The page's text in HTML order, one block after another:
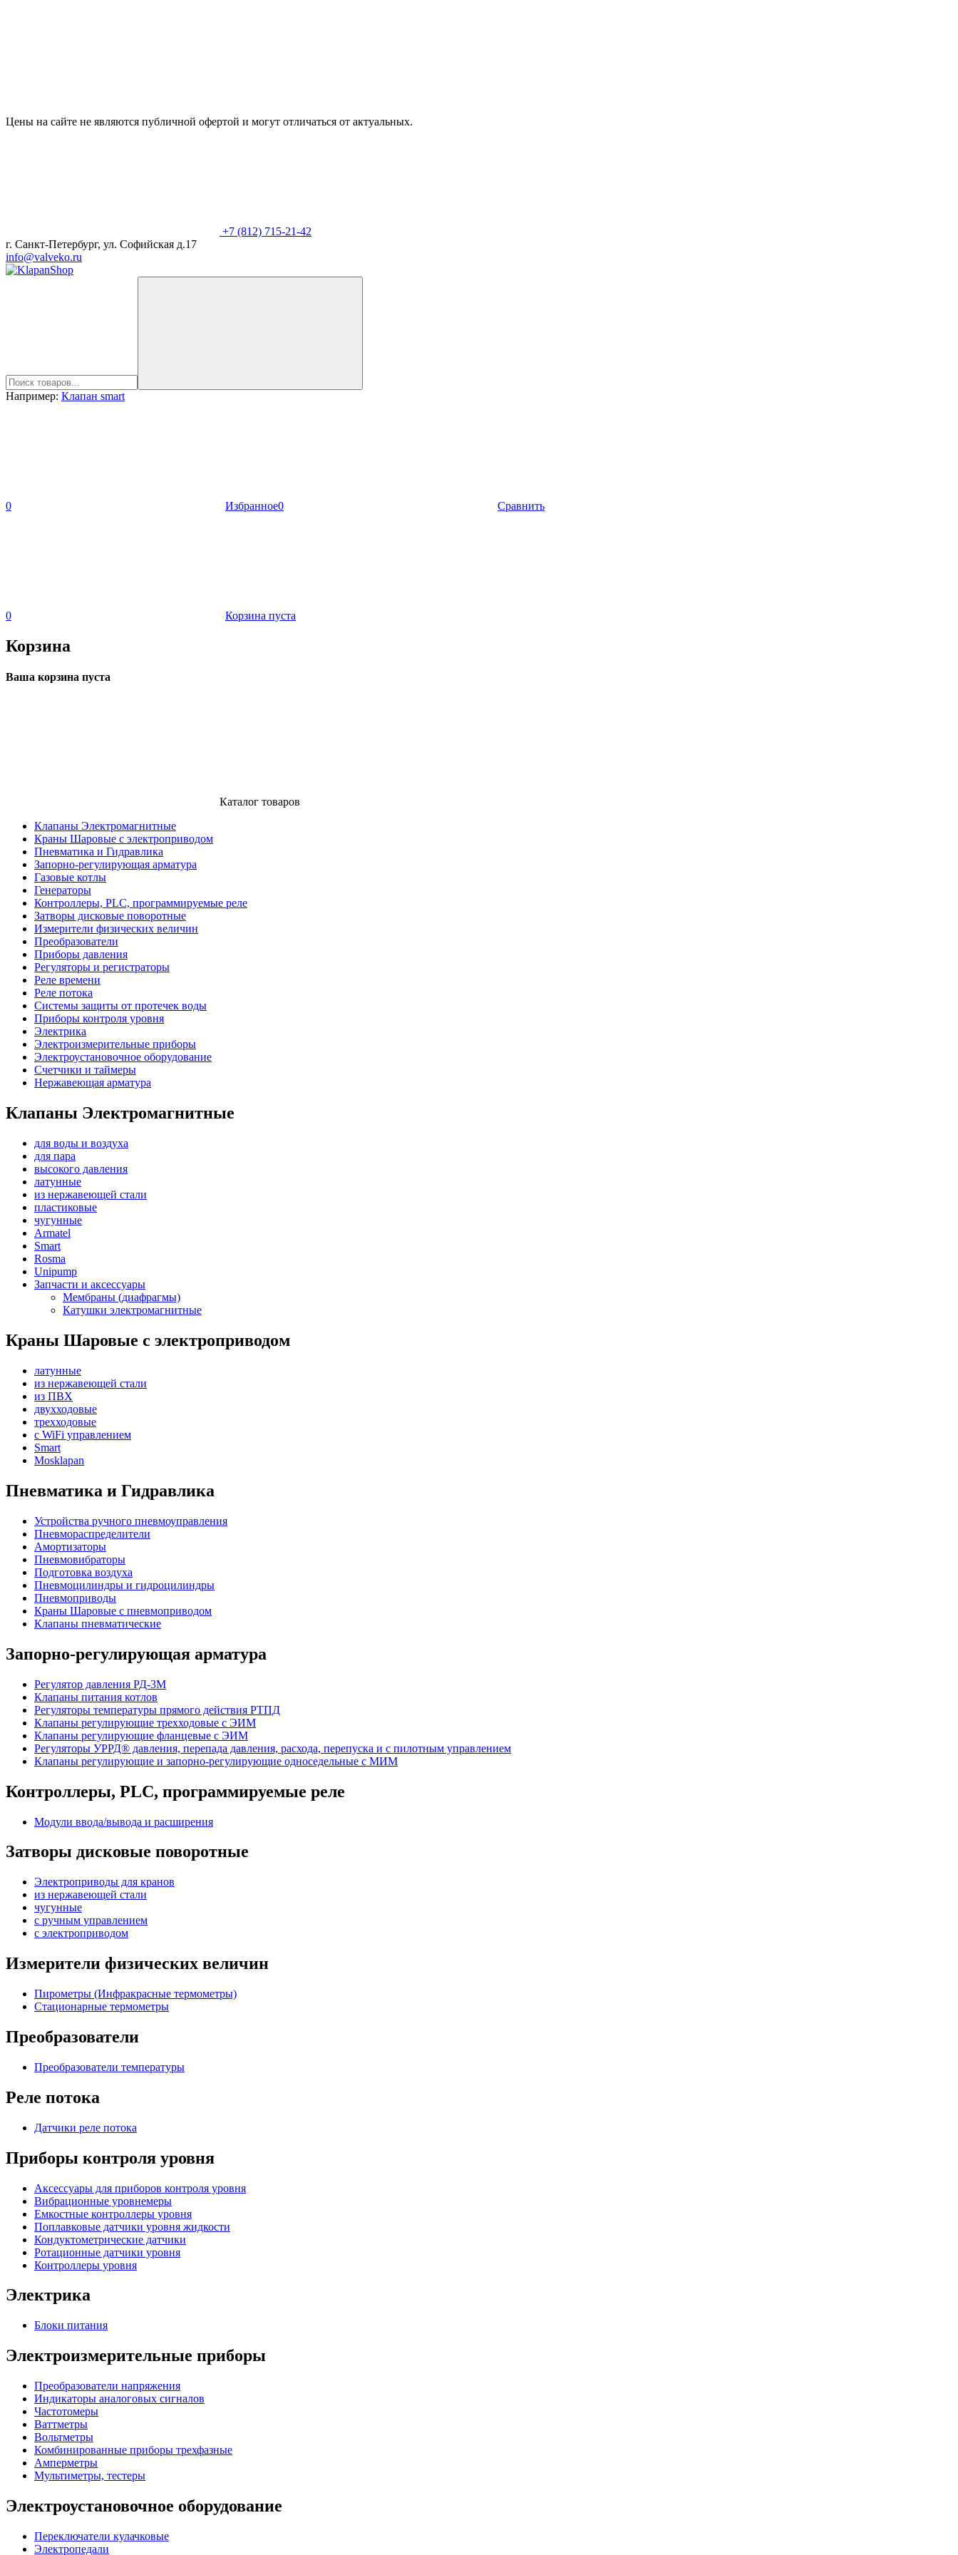
Цены на сайте не являются публичной офертой и могут отличаться от актуальных.
+7 (812) 715-21-42
г. Санкт-Петербург, ул. Софийская д.17
info@valveko.ru
Например: Клапан smart
0 Избранное0 Сравнить
0 Корзина пуста
Корзина
Ваша корзина пуста
Каталог товаров
Клапаны Электромагнитные
Краны Шаровые с электроприводом
Пневматика и Гидравлика
Запорно-регулирующая арматура
Газовые котлы
Генераторы
Контроллеры, PLС, программируемые реле
Затворы дисковые поворотные
Измерители физических величин
Преобразователи
Приборы давления
Регуляторы и регистраторы
Реле времени
Реле потока
Системы защиты от протечек воды
Приборы контроля уровня
Электрика
Электроизмерительные приборы
Электроустановочное оборудование
Счетчики и таймеры
Нержавеющая арматура
Клапаны Электромагнитные
для воды и воздуха
для пара
высокого давления
латунные
из нержавеющей стали
пластиковые
чугунные
Armatel
Smart
Rosma
Unipump
Запчасти и аксессуары
Мембраны (диафрагмы)
Катушки электромагнитные
Краны Шаровые с электроприводом
латунные
из нержавеющей стали
из ПВХ
двухходовые
трехходовые
с WiFi управлением
Smart
Mosklapan
Пневматика и Гидравлика
Устройства ручного пневмоуправления
Пневмораспределители
Амортизаторы
Пневмовибраторы
Подготовка воздуха
Пневмоцилиндры и гидроцилиндры
Пневмоприводы
Краны Шаровые с пневмоприводом
Клапаны пневматические
Запорно-регулирующая арматура
Регулятор давления РД-3М
Клапаны питания котлов
Регуляторы температуры прямого действия РТПД
Клапаны регулирующие трехходовые с ЭИМ
Клапаны регулирующие фланцевые с ЭИМ
Регуляторы УРРД® давления, перепада давления, расхода, перепуска и с пилотным управлением
Клапаны регулирующие и запорно-регулирующие односедельные с МИМ
Контроллеры, PLС, программируемые реле
Модули ввода/вывода и расширения
Затворы дисковые поворотные
Электроприводы для кранов
из нержавеющей стали
чугунные
с ручным управлением
c электроприводом
Измерители физических величин
Пирометры (Инфракрасные термометры)
Стационарные термометры
Преобразователи
Преобразователи температуры
Реле потока
Датчики реле потока
Приборы контроля уровня
Аксессуары для приборов контроля уровня
Вибрационные уровнемеры
Емкостные контроллеры уровня
Поплавковые датчики уровня жидкости
Кондуктометрические датчики
Ротационные датчики уровня
Контроллеры уровня
Электрика
Блоки питания
Электроизмерительные приборы
Преобразователи напряжения
Индикаторы аналоговых сигналов
Частотомеры
Ваттметры
Вольтметры
Комбинированные приборы трехфазные
Амперметры
Мультиметры, тестеры
Электроустановочное оборудование
Переключатели кулачковые
Электропедали